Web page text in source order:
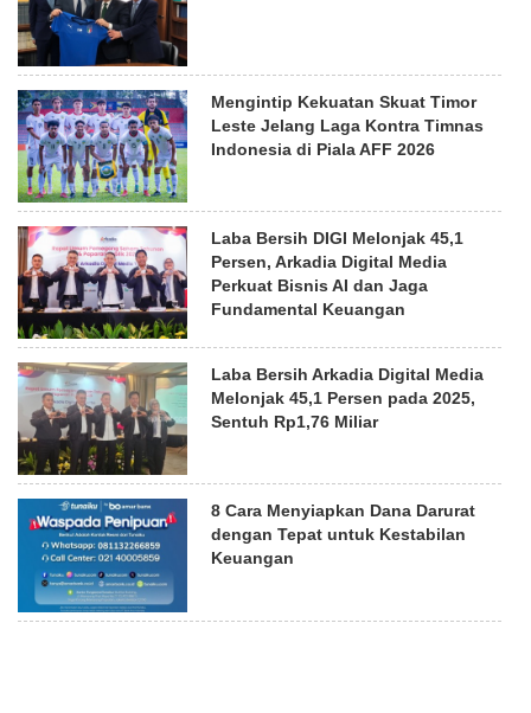
Mengintip Kekuatan Skuat Timor
Leste Jelang Laga Kontra Timnas
Indonesia di Piala AFF 2026
Laba Bersih DIGI Melonjak 45,1
Persen, Arkadia Digital Media
Perkuat Bisnis AI dan Jaga
Fundamental Keuangan
Laba Bersih Arkadia Digital Media
Melonjak 45,1 Persen pada 2025,
Sentuh Rp1,76 Miliar
8 Cara Menyiapkan Dana Darurat
dengan Tepat untuk Kestabilan
Keuangan